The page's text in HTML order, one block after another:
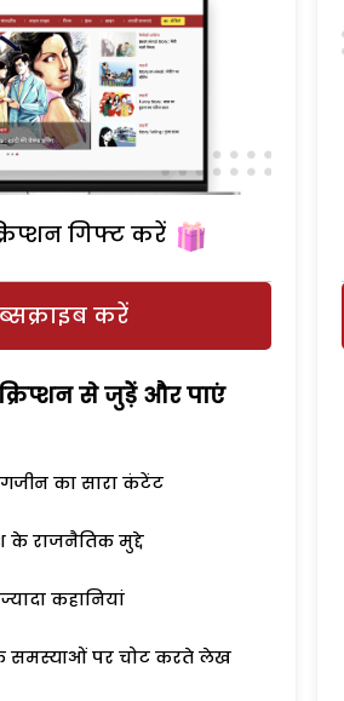
गिफ्ट करें
करें
से जुड़ेें और पाएं
का सारा कंटेंट
के राजनैतिक मुद्दे
कहानियां
समस्याओं पर चोट करते लेख